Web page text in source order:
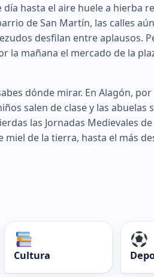
hasta el aire huele a hierba
de San Martín, las calles
desfilan entre aplausos.
la mañana el mercado de la
dónde mirar. En Alagón,
salen de clase y las abuelas
las Jornadas Medievales
de la tierra, hasta el más
Cultura